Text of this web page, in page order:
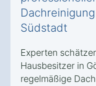
Südstadt
Experten
Hausbesitzer in
regelmäßige